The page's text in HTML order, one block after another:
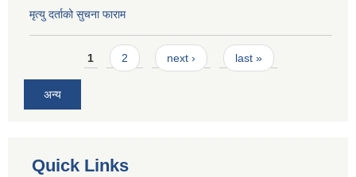
मृत्यु दर्ताको सुचना फाराम
Pages1 2 next › last »
अन्य
Quick Links